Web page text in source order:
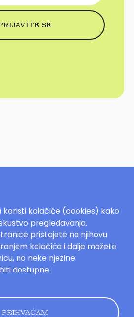
prava zadržana.
kolačića
Pravila
koristi kolačiće (cookies) kako
pregledavanja.
pristajete na njihovu
kolačića i dalje možete
no neke njezine
dostupne.
PRIHVAĆAM